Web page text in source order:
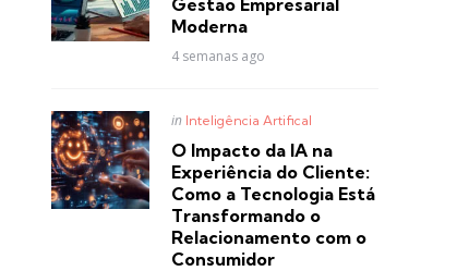
Gestão Empresarial
Moderna
4 semanas ago
Posted
in Inteligência Artifical
O Impacto da IA na
Experiência do Cliente:
Como a Tecnologia Está
Transformando o
Relacionamento com o
Consumidor